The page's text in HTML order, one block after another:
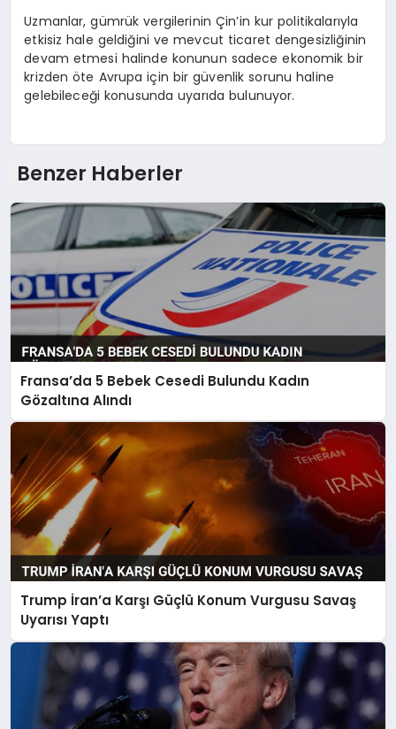
Uzmanlar, gümrük vergilerinin Çin’in kur politikalarıyla
etkisiz hale geldiğini ve mevcut ticaret dengesizliğinin
devam etmesi halinde konunun sadece ekonomik bir
krizden öte Avrupa için bir güvenlik sorunu haline
gelebileceği konusunda uyarıda bulunuyor.
Benzer Haberler
Fransa’da 5 Bebek Cesedi Bulundu Kadın
Gözaltına Alındı
Trump İran’a Karşı Güçlü Konum Vurgusu Savaş
Uyarısı Yaptı